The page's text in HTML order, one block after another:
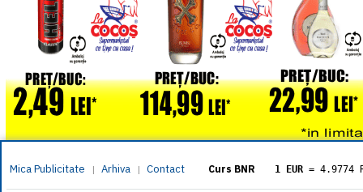
Mica Publicitate | Arhiva | Contact Curs BNR 1 EUR = 4.9774